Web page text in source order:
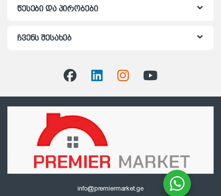
წესები და პირობები
ჩვენს შესახებ
info@premiermarket.ge